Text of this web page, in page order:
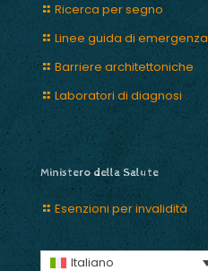
Ricerca per segno
Linee guida di emergenza
Barriere architettoniche
Laboratori di diagnosi
Ministero della Salute
Esenzioni per invalidità
Italiano